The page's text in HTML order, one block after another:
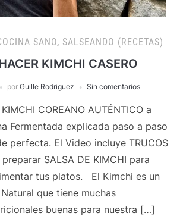
SANO, SALSEANDO (RECETAS)
KIMCHI CASERO
por Guille Rodriguez Sin comentarios
COREANO AUTÉNTICO a
Fermentada explicada paso a paso
perfecta. El Video incluye TRUCOS
SALSA DE KIMCHI para
tus platos. El Kimchi es un
que tiene muchas
buenas para nuestra […]